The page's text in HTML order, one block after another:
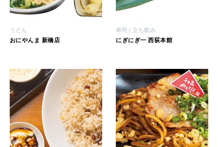
うどん
おにやんま 新橋店
寿司 立ち飲み
にぎにぎ一 西荻本館